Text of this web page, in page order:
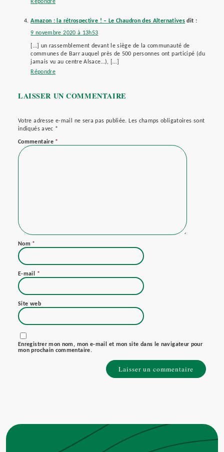
Répondre
Amazon : la rétrospective ! – Le Chaudron des Alternatives dit :
9 novembre 2020 à 13h53
[…] un rassemblement devant le siège de la communauté de
communes de Barr auquel près de 500 personnes ont participé (du
jamais vu au centre Alsace…), […]
Répondre
LAISSER UN COMMENTAIRE
Votre adresse e-mail ne sera pas publiée. Les champs obligatoires sont
indiqués avec *
Commentaire *
Nom *
E-mail *
Site web
Enregistrer mon nom, mon e-mail et mon site dans le navigateur pour
mon prochain commentaire.